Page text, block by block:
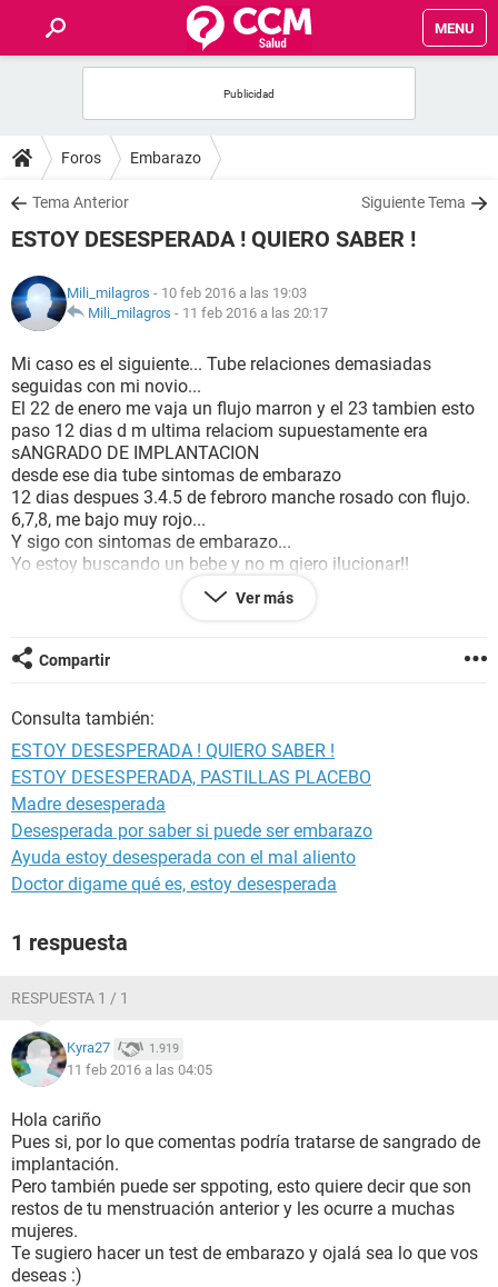
MENU
FOROS
SALUD
NUTRICIÓN
BIENESTAR
SEXUALIDAD
GLOSARIO
Foros Embarazo
Tema Anterior Siguiente Tema
ESTOY DESESPERADA ! QUIERO SABER !
Mili_milagros - 10 feb 2016 a las 19:03
Mili_milagros - 11 feb 2016 a las 20:17
Mi caso es el siguiente... Tube relaciones demasiadas
seguidas con mi novio...
El 22 de enero me vaja un flujo marron y el 23 tambien esto
paso 12 dias d m ultima relaciom supuestamente era
sANGRADO DE IMPLANTACION
desde ese dia tube sintomas de embarazo
12 dias despues 3.4.5 de febroro manche rosado con flujo.
6,7,8, me bajo muy rojo...
Y sigo con sintomas de embarazo...
Yo estoy buscando un bebe y no m qiero ilucionar!!
O es normal lo q me paso??? Ver más
Compartir
Consulta también:
ESTOY DESESPERADA ! QUIERO SABER !
ESTOY DESESPERADA, PASTILLAS PLACEBO
Madre desesperada
Desesperada por saber si puede ser embarazo
Ayuda estoy desesperada con el mal aliento
Doctor digame qué es, estoy desesperada
1 respuesta
RESPUESTA 1 / 1
Kyra27 1.919
11 feb 2016 a las 04:05
Hola cariño
Pues si, por lo que comentas podría tratarse de sangrado de
implantación.
Pero también puede ser sppoting, esto quiere decir que son
restos de tu menstruación anterior y les ocurre a muchas
mujeres.
Te sugiero hacer un test de embarazo y ojalá sea lo que vos
deseas :)